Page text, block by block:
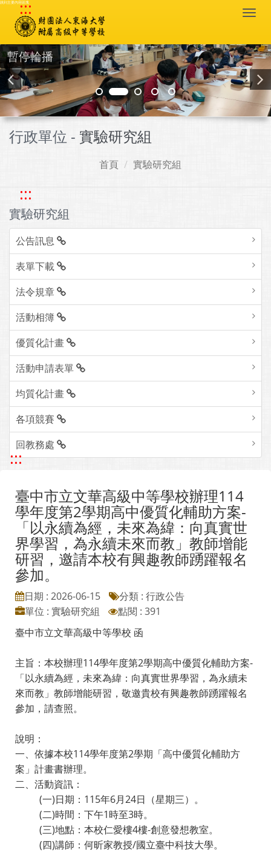
跳到主要內容區塊
:::
暫停輪播
行政單位 - 實驗研究組
首頁 實驗研究組
:::
實驗研究組
公告訊息
表單下載
法令規章
活動相簿
優質化計畫
活動申請表單
均質化計畫
各項競賽
回教務處
:::
臺中市立文華高級中等學校辦理114
學年度第2學期高中優質化輔助方案-
「以永續為經，未來為緯：向真實世
界學習，為永續未來而教」教師增能
研習，邀請本校有興趣教師踴躍報名
參加。
日期 : 2026-06-15
分類 : 行政公告
單位 : 實驗研究組
點閱 : 391
臺中市立文華高級中等學校 函
主旨：本校辦理114學年度第2學期高中優質化輔助方案-
「以永續為經，未來為緯：向真實世界學習，為永續未
來而教」教師增能研習，敬邀貴校有興趣教師踴躍報名
參加，請查照。
說明：
一、依據本校114學年度第2學期「高中優質化輔助方
案」計畫書辦理。
二、活動資訊：
(一)日期：115年6月24日（星期三）。
(二)時間：下午1時至3時。
(三)地點：本校仁愛樓4樓-創意發想教室。
(四)講師：何昕家教授/國立臺中科技大學。